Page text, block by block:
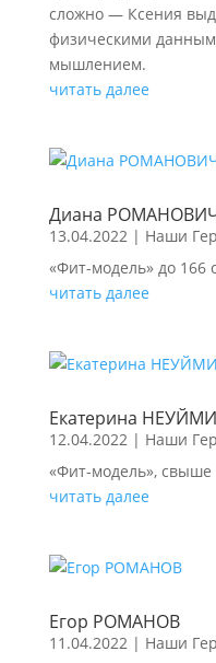
сложно — Ксения
физическими
мышлением.
читать далее
Диана
13.04.2022| Наши
«Фит-модель» до 166
читать далее
Екатерина
12.04.2022| Наши
«Фит-модель», свыше
читать далее
Егор РОМАНОВ
11.04.2022| Наши